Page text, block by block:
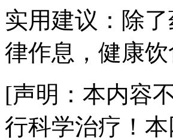
实用建议：除
律作息，健康
[声明：本内容
行科学治疗！